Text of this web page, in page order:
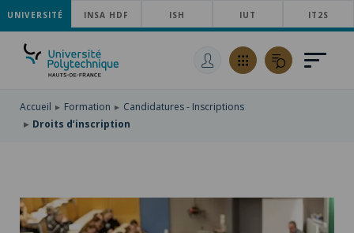
ACCÉDER
AU
MENU
PRINCIPAL
ALLER
AU
CONTENU
ACCÉDER
RECHERCHE
UNIVERSITÉ INSA HDF ISH IUT IT2S
Accueil Formation
Candidatures - Inscriptions
Droits d’inscription